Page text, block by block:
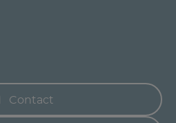
Contact